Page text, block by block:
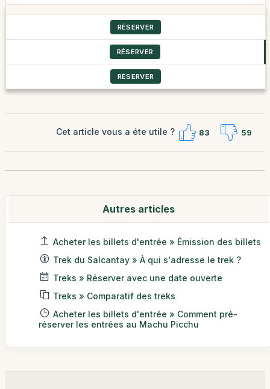
RÉSERVER
RÉSERVER
RÉSERVER
Cet article vous a éte utile ? 83 59
Autres articles
Acheter les billets d'entrée » Émission des billets
Trek du Salcantay » À qui s'adresse le trek ?
Treks » Réserver avec une date ouverte
Treks » Comparatif des treks
Acheter les billets d'entrée » Comment pré-
réserver les entrées au Machu Picchu